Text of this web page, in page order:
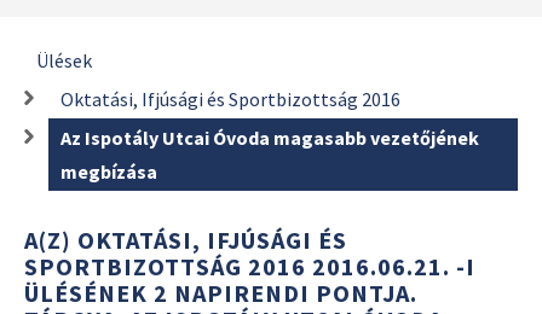
Ülések
Oktatási, Ifjúsági és Sportbizottság 2016
Az Ispotály Utcai Óvoda magasabb vezetőjének
megbízása
A(Z) OKTATÁSI, IFJÚSÁGI ÉS
SPORTBIZOTTSÁG 2016 2016.06.21. -I
ÜLÉSÉNEK 2 NAPIRENDI PONTJA.